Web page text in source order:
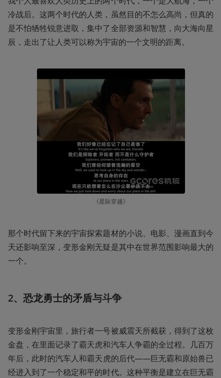
冷战后。这两个时代的人类，虽然目的不怎么高尚，但真的
是不怕牺牲锐意进取，集中了全部资源和智慧，向大海向星
辰，走出了让人类可以称为宇宙的一个文明的距离。
《星际穿越》
那个时代留下来的宇宙探索题材的小说、电影、漫画直到今
天还影响至深，变形金刚无疑是其中在世界范围影响最大的
一个。
2、恐龙勇士的矛盾与斗争
变形金刚宇宙里，旅行者一号被威震天所截获，得到了这枚
金盘，在里面记录了霸天虎和汽车人争霸的全过程。几百万
年后，此时的汽车人和霸天虎的后代——巨无霸和原始兽已
经进入到了一个稳定和平的时代。这种平衡是建立在巨无霸